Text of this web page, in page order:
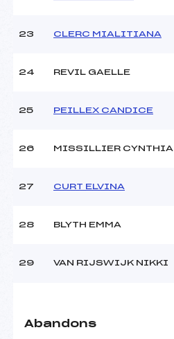
23 CLERC MIALITIANA
24 REVIL GAELLE
25 PEILLEX CANDICE
26 MISSILLIER CYNTHIA
27 CURT ELVINA
28 BLYTH EMMA
29 VAN RIJSWIJK NIKKI
Abandons